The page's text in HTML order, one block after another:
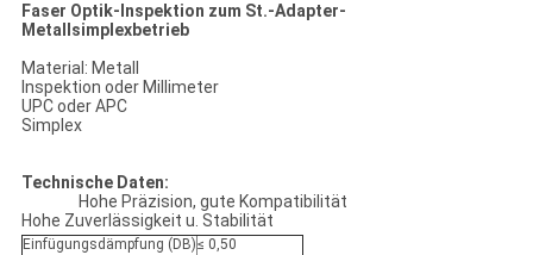
Faser Optik-Inspektion zum St.-Adapter-
Metallsimplexbetrieb
Material: Metall
Inspektion oder Millimeter
UPC oder APC
Simplex
Technische Daten:
Hohe Präzision, gute Kompatibilität
Hohe Zuverlässigkeit u. Stabilität
Einfügungsdämpfung (DB)≤ 0,50